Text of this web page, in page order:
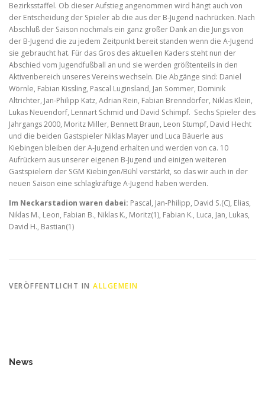
Bezirksstaffel. Ob dieser Aufstieg angenommen wird hängt auch von
der Entscheidung der Spieler ab die aus der B-Jugend nachrücken. Nach
Abschluß der Saison nochmals ein ganz großer Dank an die Jungs von
der B-Jugend die zu jedem Zeitpunkt bereit standen wenn die A-Jugend
sie gebraucht hat. Für das Gros des aktuellen Kaders steht nun der
Abschied vom Jugendfußball an und sie werden größtenteils in den
Aktivenbereich unseres Vereins wechseln. Die Abgänge sind: Daniel
Wörnle, Fabian Kissling, Pascal Luginsland, Jan Sommer, Dominik
Altrichter, Jan-Philipp Katz, Adrian Rein, Fabian Brenndörfer, Niklas Klein,
Lukas Neuendorf, Lennart Schmid und David Schimpf. Sechs Spieler des
Jahrgangs 2000, Moritz Miller, Bennett Braun, Leon Stumpf, David Hecht
und die beiden Gastspieler Niklas Mayer und Luca Bäuerle aus
Kiebingen bleiben der A-Jugend erhalten und werden von ca. 10
Aufrückern aus unserer eigenen B-Jugend und einigen weiteren
Gastspielern der SGM Kiebingen/Bühl verstärkt, so das wir auch in der
neuen Saison eine schlagkräftige A-Jugend haben werden.
Im Neckarstadion waren dabei: Pascal, Jan-Philipp, David S.(C), Elias,
Niklas M., Leon, Fabian B., Niklas K., Moritz(1), Fabian K., Luca, Jan, Lukas,
David H., Bastian(1)
VERÖFFENTLICHT IN ALLGEMEIN
News